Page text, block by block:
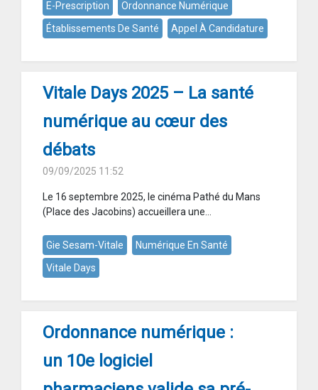
E-Prescription
Ordonnance Numérique
Établissements De Santé
Appel À Candidature
Vitale Days 2025 – La santé
numérique au cœur des
débats
09/09/2025 11:52
Le 16 septembre 2025, le cinéma Pathé du Mans
(Place des Jacobins) accueillera une...
Gie Sesam-Vitale
Numérique En Santé
Vitale Days
Ordonnance numérique :
un 10e logiciel